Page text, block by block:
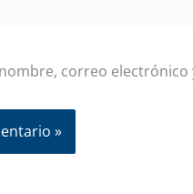
correo electrónico